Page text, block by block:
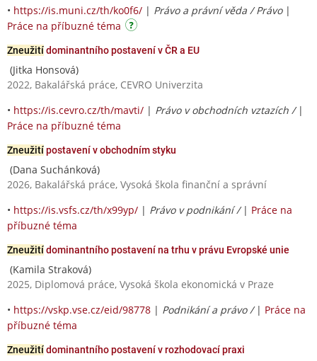
• https://is.muni.cz/th/ko0f6/ | Právo a právní věda / Právo|
Práce na příbuzné téma
Zneužitídominantního postavení v ČR a EU
(Jitka Honsová)
2022, Bakalářská práce, CEVRO Univerzita
• https://is.cevro.cz/th/mavti/ | Právo v obchodních vztazích / |
Práce na příbuzné téma
Zneužitípostavení v obchodním styku
(Dana Suchánková)
2026, Bakalářská práce, Vysoká škola finanční a správní
• https://is.vsfs.cz/th/x99yp/ | Právo v podnikání / | Práce na
příbuzné téma
Zneužitídominantního postavení na trhu v právu Evropské unie
(Kamila Straková)
2025, Diplomová práce, Vysoká škola ekonomická v Praze
• https://vskp.vse.cz/eid/98778 | Podnikání a právo / | Práce na
příbuzné téma
Zneužitídominantního postavení v rozhodovací praxi